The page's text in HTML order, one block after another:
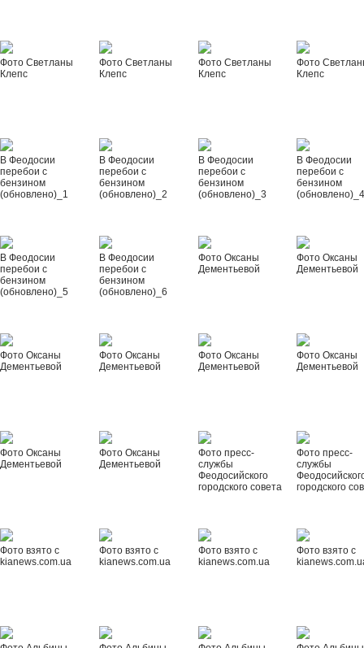
Фото Светланы
Клепс
Фото Светланы
Клепс
Фото Светланы
Клепс
Фото
Клепс
В Феодосии
перебои с
бензином
(обновлено)_1
В Феодосии
перебои с
бензином
(обновлено)_2
В Феодосии
перебои с
бензином
(обновлено)_3
В Феодосии
перебои с
бензином
В Феодосии
перебои с
бензином
(обновлено)_5
В Феодосии
перебои с
бензином
(обновлено)_6
Фото Оксаны
Дементьевой
Фото Оксаны
Дементьевой
Фото Оксаны
Дементьевой
Фото Оксаны
Дементьевой
Фото Оксаны
Дементьевой
Фото Оксаны
Дементьевой
Фото Оксаны
Дементьевой
Фото Оксаны
Дементьевой
Фото пресс-
службы
Феодосийского
городского совета
Фото пресс-
службы
городского
Фото взято с
kianews.com.ua
Фото взято с
kianews.com.ua
Фото взято с
kianews.com.ua
Фото взято с